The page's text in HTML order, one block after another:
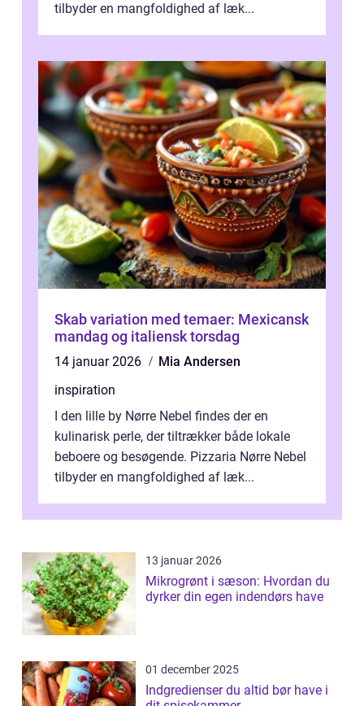
tilbyder en mangfoldighed af læk...
Skab variation med temaer: Mexicansk
mandag og italiensk torsdag
14 januar 2026
Mia Andersen
inspiration
I den lille by Nørre Nebel findes der en
kulinarisk perle, der tiltrækker både lokale
beboere og besøgende. Pizzaria Nørre Nebel
tilbyder en mangfoldighed af læk...
13 januar 2026
Mikrogrønt i sæson: Hvordan du
dyrker din egen indendørs have
01 december 2025
Indgredienser du altid bør have i